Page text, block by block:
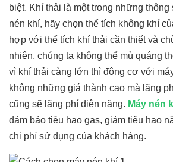
biệt. Khí thải là một trong những thông
nén khí, hãy chọn thể tích không khí
hợp với thể tích khí thải cần thiết và
nhiên, chúng ta không thể mù quáng
vì khí thải càng lớn thì động cơ với
không những giá thành cao mà lãng
cũng sẽ lãng phí điện năng. Máy nén
đảm bảo tiêu hao gas, giảm tiêu hao
chi phí sử dụng của khách hàng.